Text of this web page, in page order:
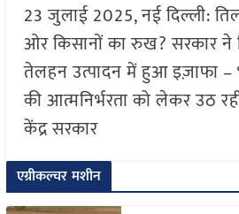
23 जुलाई 2025, नई दिल्ली:
ओर किसानों का रुख? सरकार ने
तेलहन उत्पादन में हुआ इज़ाफा –
की आत्मनिर्भरता को लेकर उठ
केंद्र सरकार
एग्रीकल्चर मशीन